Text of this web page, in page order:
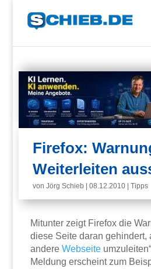
Firefox:
Weiterleiten
vonJörg Schieb |08.12.2010 |Tipps
Mitunter zeigt Firefox die
diese Seite daran gehindert,
andereWebseite
Meldung erscheint zum